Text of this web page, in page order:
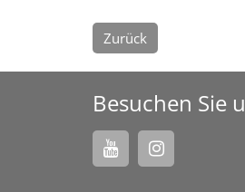
Zurück
Besuchen Sie